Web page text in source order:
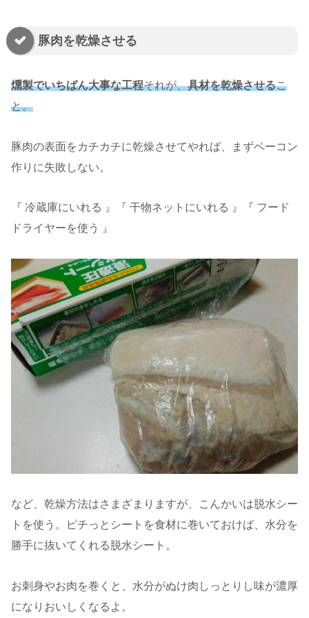
豚肉を乾燥させる
燻製でいちばん大事な工程それが、具材を乾燥させるこ
と。
豚肉の表面をカチカチに乾燥させてやれば、まずベーコン
作りに失敗しない。
『 冷蔵庫にいれる 』『 干物ネットにいれる 』『 フード
ドライヤーを使う 』
など、乾燥方法はさまざまりますが、こんかいは脱水シー
トを使う。ピチっとシートを食材に巻いておけば、水分を
勝手に抜いてくれる脱水シート。
お刺身やお肉を巻くと、水分がぬけ肉しっとりし味が濃厚
になりおいしくなるよ。